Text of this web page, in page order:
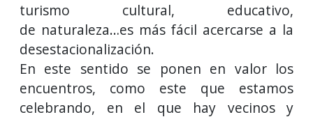
turismo cultural, educativo,
de naturaleza…es más fácil acercarse a la
desestacionalización.
En este sentido se ponen en valor los
encuentros, como este que estamos
celebrando, en el que hay vecinos y